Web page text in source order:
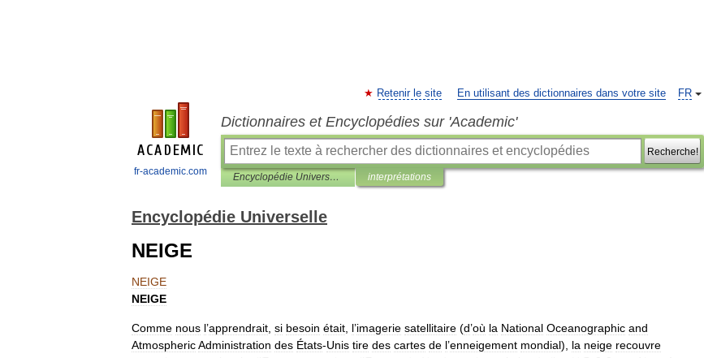
fr-academic.com
FR
Retenir le site En utilisant des dictionnaires dans votre site
Dictionnaires et Encyclopédies sur 'Academic'
Recherche!
Encyclopédie Universelle interprétations
Encyclopédie Universelle
NEIGE
NEIGE
NEIGE
Comme nous l’apprendrait si besoin était l’imagerie satellitaire (d’où la National Oceanographic and
AtmosphericAdministration des États-Unis tire des cartes de l’enneigement mondial), la neige recouvre